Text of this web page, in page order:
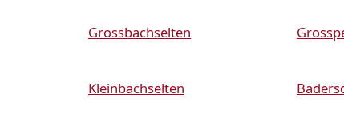
Grossbachselten
Kleinbachselten